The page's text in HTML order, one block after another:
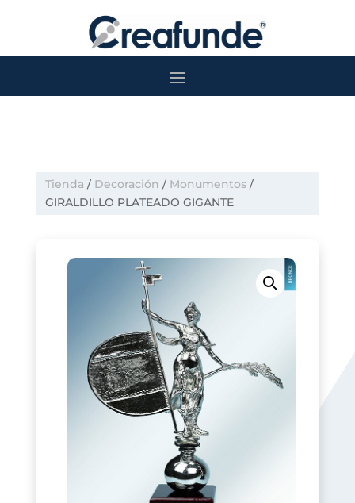
Tienda / Decoración / Monumentos/
GIRALDILLO PLATEADO GIGANTE